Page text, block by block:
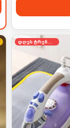
დღეს ტრენდში